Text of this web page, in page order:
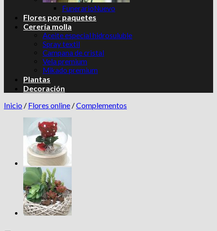
Funerario
Flores por paquetes
Cerería molla
Aceite especial hidrosuluble
Spray textil
Campana de cristal
Vela premium
Mikado premium
Plantas
Decoración
Inicio / Flores online /Complementos